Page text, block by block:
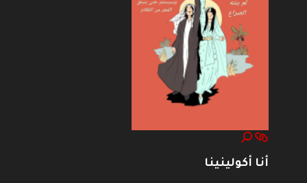
أنا أكولينينا